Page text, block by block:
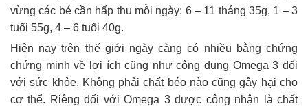
vừng các bé cần hấp thu mỗi ngày: 6 – 11 tháng 35g, 1 – 3
tuổi 55g, 4 – 6 tuổi 40g.
Hiện nay trên thế giới ngày càng có nhiều bằng chứng
chứng minh về lợi ích cũng như công dụng Omega 3 đối
với sức khỏe. Không phải chất béo nào cũng gây hại cho
cơ thể. Riêng đối với Omega 3 được công nhận là chất